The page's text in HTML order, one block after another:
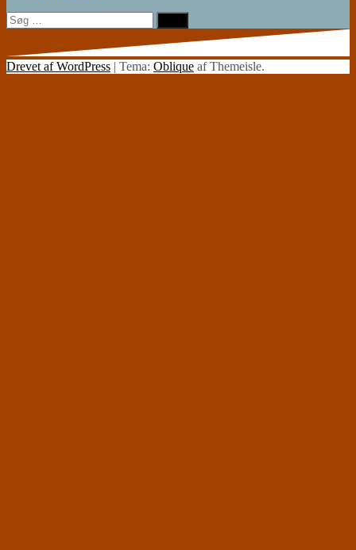
Søg
efter:
Drevet af WordPress | Tema: Oblique af Themeisle.